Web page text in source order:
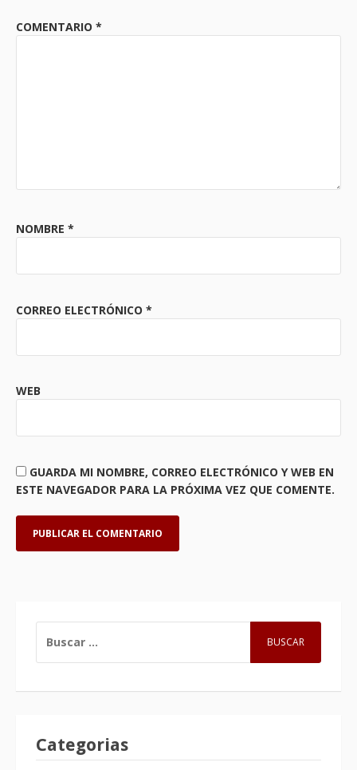
COMENTARIO *
NOMBRE *
CORREO ELECTRÓNICO *
WEB
GUARDA MI NOMBRE, CORREO ELECTRÓNICO Y WEB EN
ESTE NAVEGADOR PARA LA PRÓXIMA VEZ QUE COMENTE.
Categorias